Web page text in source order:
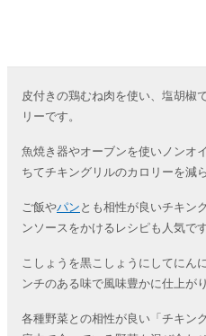
皮付きの鶏むね肉を使い、塩胡椒
リーです。
魚焼き器やオーブンを使いノンオ
ちてチキングリルのカロリーを減
ご飯やパン とも相性が良いチキン
ンソースをかけるレシピも人気です
こしょうを黒こしょうにしてにん
ンチのある味で風味豊かに仕上がり
各種野菜との相性が良い「チキン